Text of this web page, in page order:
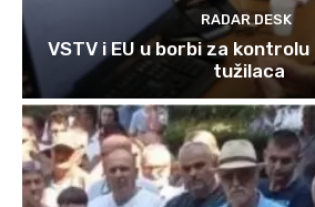
RADAR DESK
VSTV i EU u borbi za
tužilaca